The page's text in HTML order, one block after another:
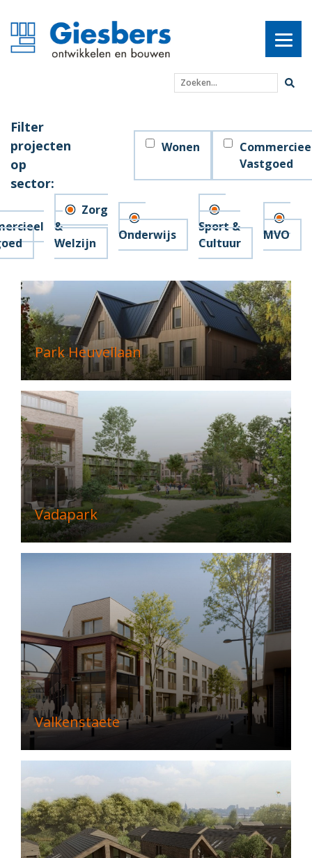
Zoeken...
Filter
projecten
op
sector:
Wonen
Vastgoed
Zorg
&
Welzijn
Onderwijs
Sport &
Cultuur
MVO
Park Heuvellaan
Vadapark
Valkenstaete